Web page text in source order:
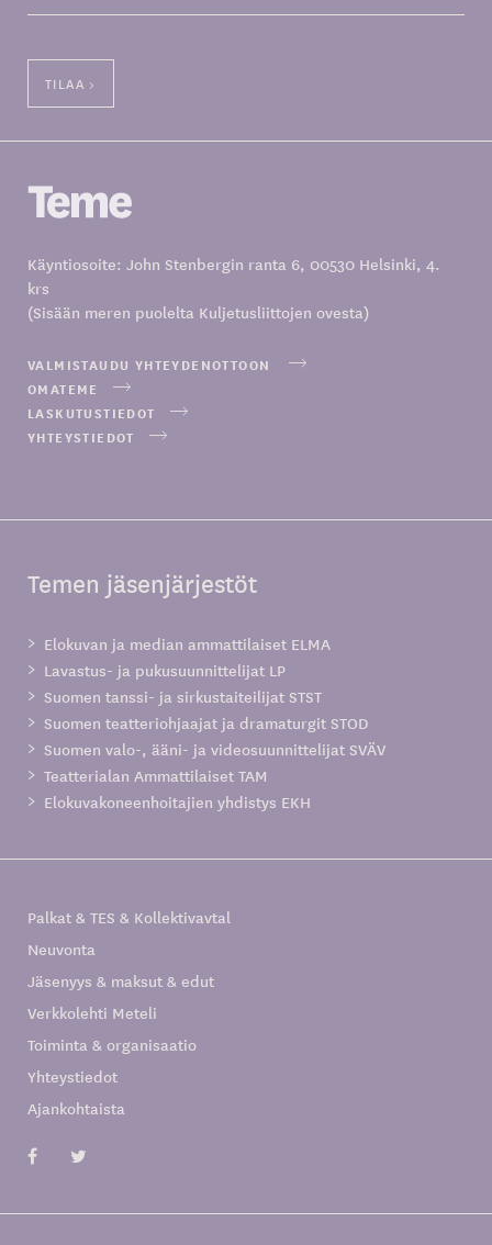
Käyntiosoite: John Stenbergin ranta 6, 00530 Helsinki, 4.
krs
(Sisään meren puolelta Kuljetusliittojen ovesta)
VALMISTAUDU YHTEYDENOTTOON
OMATEME
LASKUTUSTIEDOT
YHTEYSTIEDOT
Temen jäsenjärjestöt
Elokuvan ja median ammattilaiset ELMA
Lavastus- ja pukusuunnittelijat LP
Suomen tanssi- ja sirkustaiteilijat STST
Suomen teatteriohjaajat ja dramaturgit STOD
Suomen valo-, ääni- ja videosuunnittelijat SVÄV
Teatterialan Ammattilaiset TAM
Elokuvakoneenhoitajien yhdistys EKH
Palkat & TES & Kollektivavtal
Neuvonta
Jäsenyys & maksut & edut
Verkkolehti Meteli
Toiminta & organisaatio
Yhteystiedot
Ajankohtaista